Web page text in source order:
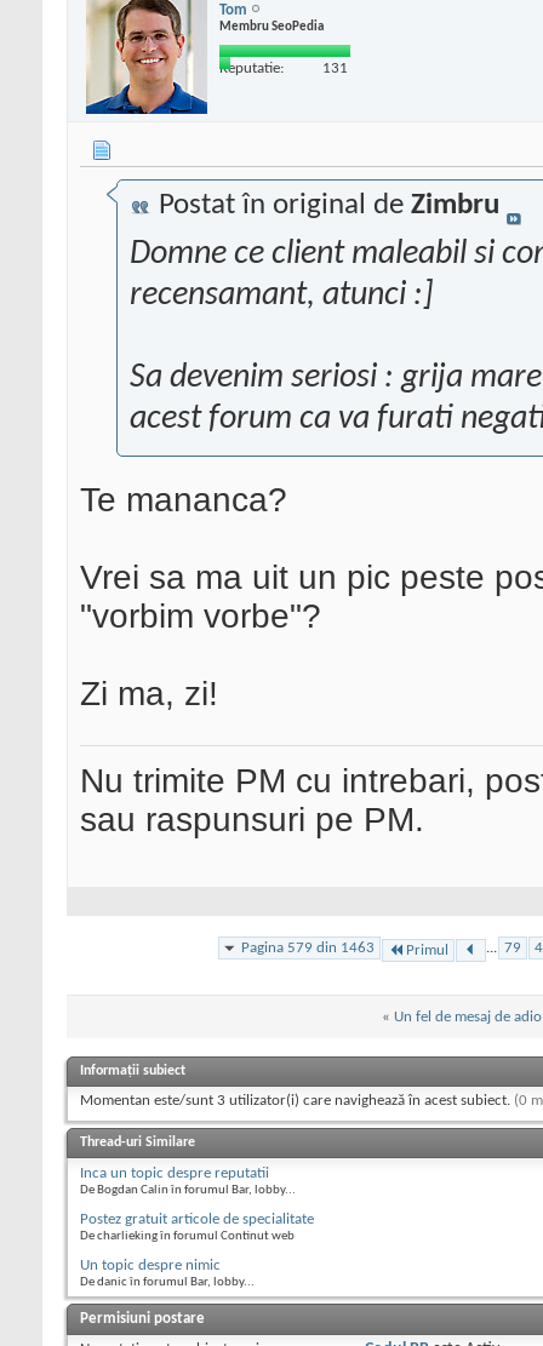
Tom
Membru SeoPedia
Reputatie: 131
Postat în original de Zimbru
Domne ce client maleabil si
recensamant, atunci :]
Sa devenim seriosi : grija
acest forum ca va furati
Te mananca?
Vrei sa ma uit un pic peste
"vorbim vorbe"?
Zi ma, zi!
Nu trimite PM cu intrebari,
sau raspunsuri pe PM.
Pagina 579 din 1463 Primul ... 79
« Un fel de mesaj de adio
Informații subiect
Momentan este/sunt 3 utilizator(i) care navighează în acest subiect. (0
Thread-uri Similare
Inca un topic despre reputatii
De Bogdan Calin în forumul Bar, lobby...
Postez gratuit articole de specialitate
De charlieking în forumul Continut web
Un topic despre nimic
De danic în forumul Bar, lobby...
Permisiuni postare